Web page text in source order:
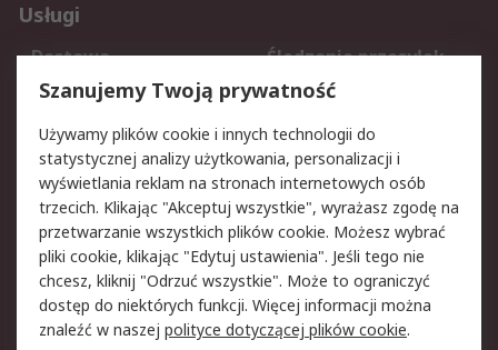
Usługi
Dostawa
Śledzenie przesyłek
Reklamacje i zwroty
Rejestracja
Aspekty prawne
Bezpieczeństwo e-
maila
Polityka dotycząca
plików cookie
Polityka prywatności
Użytkowanie witryny
Zastrzeżenia prawne
Warunki Sprzedaży
Szanujemy Twoją prywatność
Używamy plików cookie i innych technologii do
statystycznej analizy użytkowania, personalizacji i
wyświetlania reklam na stronach internetowych osób
trzecich. Klikając "Akceptuj wszystkie", wyrażasz zgodę na
przetwarzanie wszystkich plików cookie. Możesz wybrać
pliki cookie, klikając "Edytuj ustawienia". Jeśli tego nie
chcesz, kliknij "Odrzuć wszystkie". Może to ograniczyć
dostęp do niektórych funkcji. Więcej informacji można
znaleźć w naszej polityce dotyczącej plików cookie.